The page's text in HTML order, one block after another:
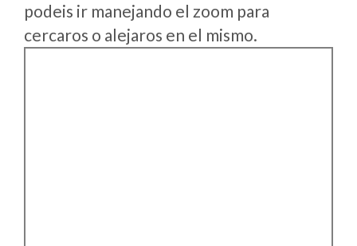
podeis ir manejando el zoom para
cercaros o alejaros en el mismo.